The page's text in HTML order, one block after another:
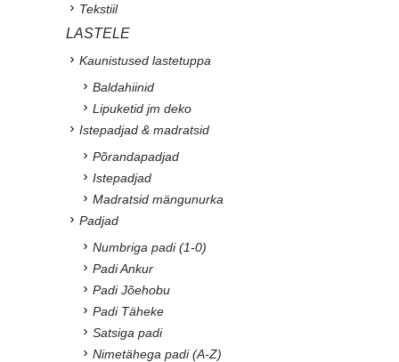
Tekstiil
LASTELE
Kaunistused lastetuppa
Baldahiinid
Lipuketid jm deko
Istepadjad & madratsid
Põrandapadjad
Istepadjad
Madratsid mängunurka
Padjad
Numbriga padi (1-0)
Padi Ankur
Padi Jõehobu
Padi Täheke
Satsiga padi
Nimetähega padi (A-Z)